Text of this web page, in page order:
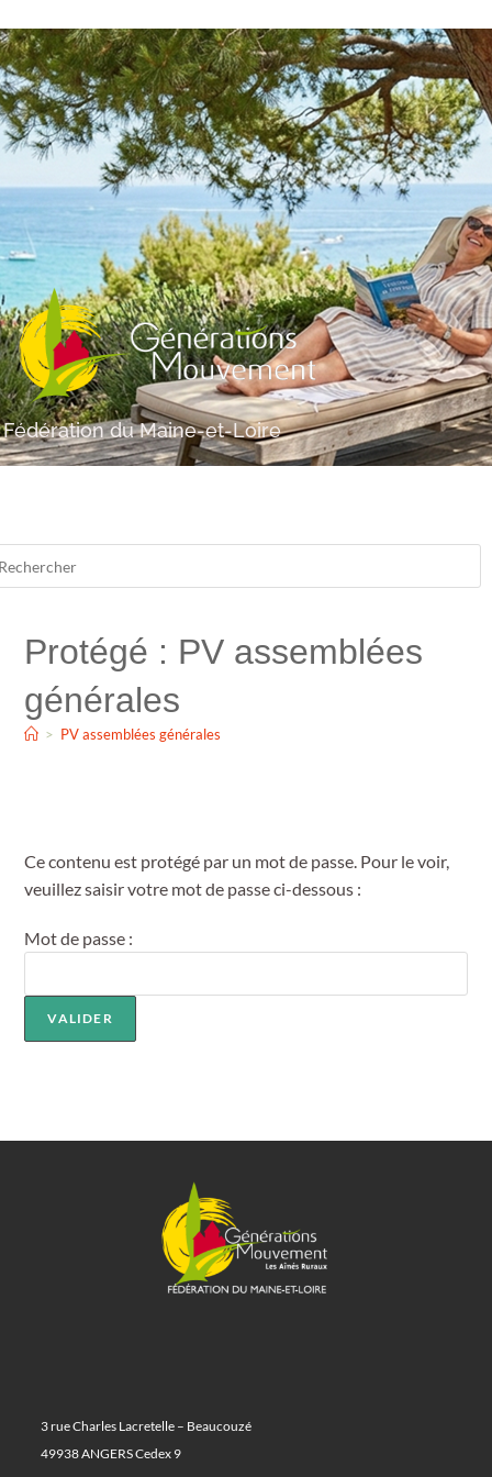
Fédération du Maine-et-Loire
Protégé : PV assemblées
générales
> PV assemblées générales
Ce contenu est protégé par un mot de passe. Pour le voir,
veuillez saisir votre mot de passe ci-dessous :
Mot de passe :
3 rue Charles Lacretelle – Beaucouzé
49938 ANGERS Cedex 9